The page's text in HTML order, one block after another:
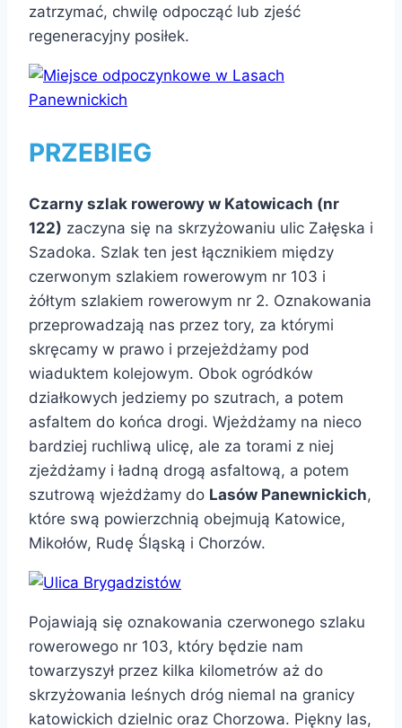
zatrzymać, chwilę odpocząć lub zjeść
regeneracyjny posiłek.
PRZEBIEG
Czarny szlak rowerowy w Katowicach (nr
122) zaczyna się na skrzyżowaniu ulic Załęska i
Szadoka. Szlak ten jest łącznikiem między
czerwonym szlakiem rowerowym nr 103 i
żółtym szlakiem rowerowym nr 2. Oznakowania
przeprowadzają nas przez tory, za którymi
skręcamy w prawo i przejeżdżamy pod
wiaduktem kolejowym. Obok ogródków
działkowych jedziemy po szutrach, a potem
asfaltem do końca drogi. Wjeżdżamy na nieco
bardziej ruchliwą ulicę, ale za torami z niej
zjeżdżamy i ładną drogą asfaltową, a potem
szutrową wjeżdżamy do Lasów Panewnickich,
które swą powierzchnią obejmują Katowice,
Mikołów, Rudę Śląską i Chorzów.
Pojawiają się oznakowania czerwonego szlaku
rowerowego nr 103, który będzie nam
towarzyszył przez kilka kilometrów aż do
skrzyżowania leśnych dróg niemal na granicy
katowickich dzielnic oraz Chorzowa. Piękny las,